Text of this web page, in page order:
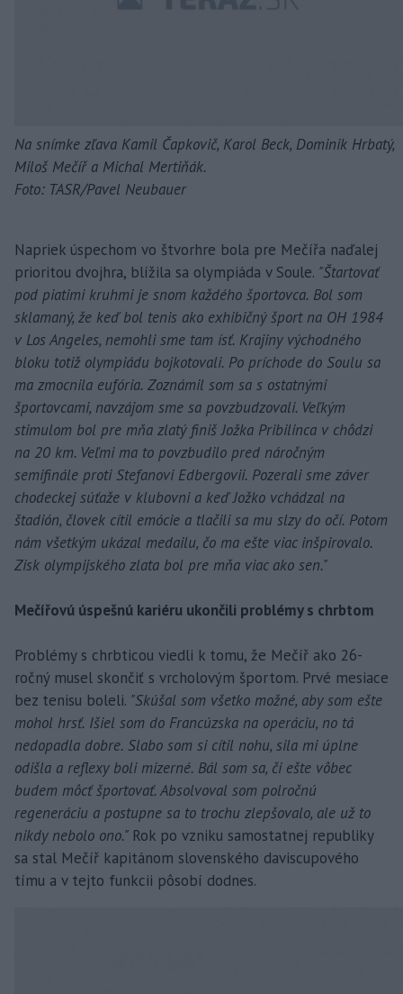
Na snímke zľava Kamil Čapkovič, Karol Beck, Dominik Hrbatý,
Miloš Mečíř a Michal Mertiňák.
Foto: TASR/Pavel Neubauer
Napriek úspechom vo štvorhre bola pre Mečířa naďalej
prioritou dvojhra, blížila sa olympiáda v Soule. "Štartovať
pod piatimi kruhmi je snom každého športovca. Bol som
sklamaný, že keď bol tenis ako exhibičný šport na OH 1984
v Los Angeles, nemohli sme tam ísť. Krajiny východného
bloku totiž olympiádu bojkotovali. Po príchode do Soulu sa
ma zmocnila eufória. Zoznámil som sa s ostatnými
športovcami, navzájom sme sa povzbudzovali. Veľkým
stimulom bol pre mňa zlatý finiš Jožka Pribilinca v chôdzi
na 20 km. Veľmi ma to povzbudilo pred náročným
semifinále proti Stefanovi Edbergovii. Pozerali sme záver
chodeckej súťaže v klubovni a keď Jožko vchádzal na
štadión, človek cítil emócie a tlačili sa mu slzy do očí. Potom
nám všetkým ukázal medailu, čo ma ešte viac inšpirovalo.
Zisk olympijského zlata bol pre mňa viac ako sen."
Mečířovú úspešnú kariéru ukončili problémy s chrbtom
Problémy s chrbticou viedli k tomu, že Mečíř ako 26-
ročný musel skončiť s vrcholovým športom. Prvé mesiace
bez tenisu boleli. "Skúšal som všetko možné, aby som ešte
mohol hrsť. Išiel som do Francúzska na operáciu, no tá
nedopadla dobre. Slabo som si cítil nohu, sila mi úplne
odišla a reflexy boli mizerné. Bál som sa, či ešte vôbec
budem môcť športovať. Absolvoval som polročnú
regeneráciu a postupne sa to trochu zlepšovalo, ale už to
nikdy nebolo ono." Rok po vzniku samostatnej republiky
sa stal Mečíř kapitánom slovenského daviscupového
tímu a v tejto funkcii pôsobí dodnes.